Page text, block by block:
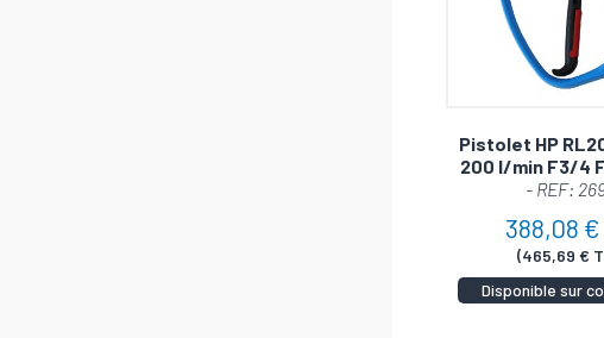
Pistolet HP
200 l/min F3/4
- REF:
388,08
(465,69 €
Disponible sur